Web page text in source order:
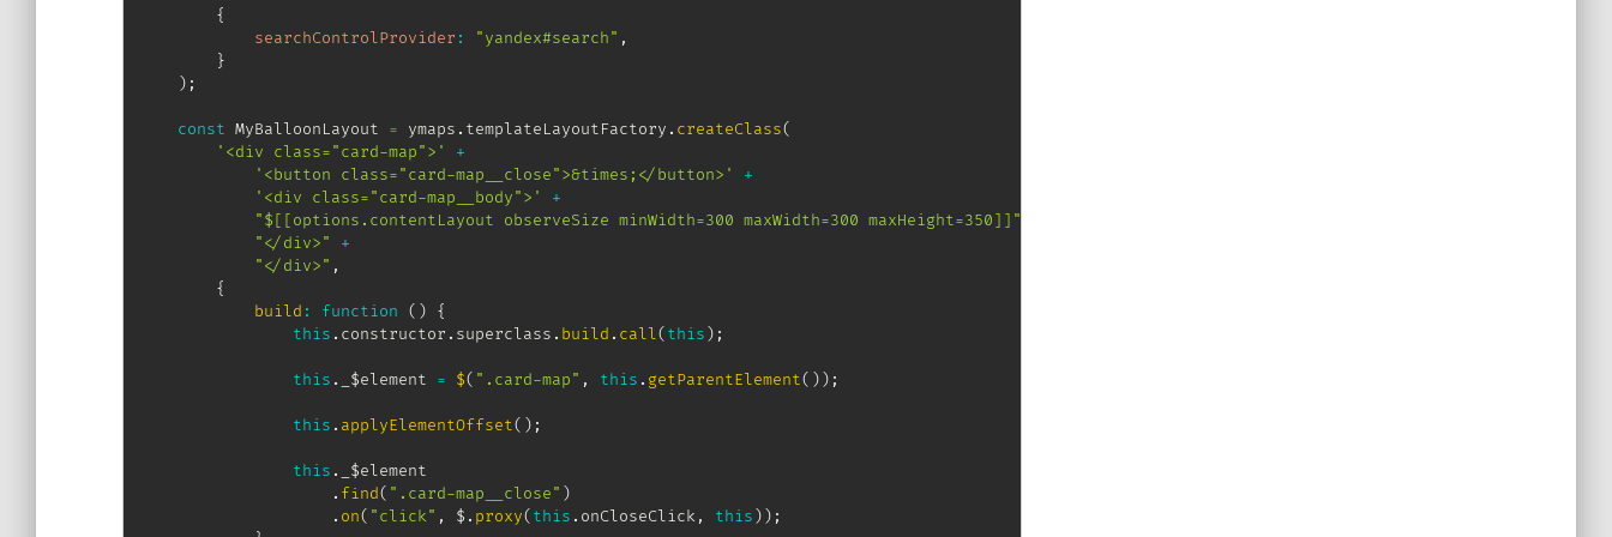
{
searchControlProvider : "yandex#search" ,
}
) ;
const MyBalloonLayout = ymaps . templateLayoutFactory . createClass(
'<div class="card-map">'
+
'<button class="card-map__close">&times;</button>'
+
'<div class="card-map__body">'
+
"$[[options.contentLayout observeSize minWidth=300 maxWidth=300 maxHeight=350]]"
"</div>"
+
"</div>" ,
{
build : function ( )
{
this . constructor . superclass . build . call(this) ;
this . _$element = $( ".card-map" , this . getParentElement( )) ;
this . applyElementOffset( ) ;
this .
_$element
. find( ".card-map__close" )
. on( "click" , $ . proxy(this . onCloseClick, this)) ;